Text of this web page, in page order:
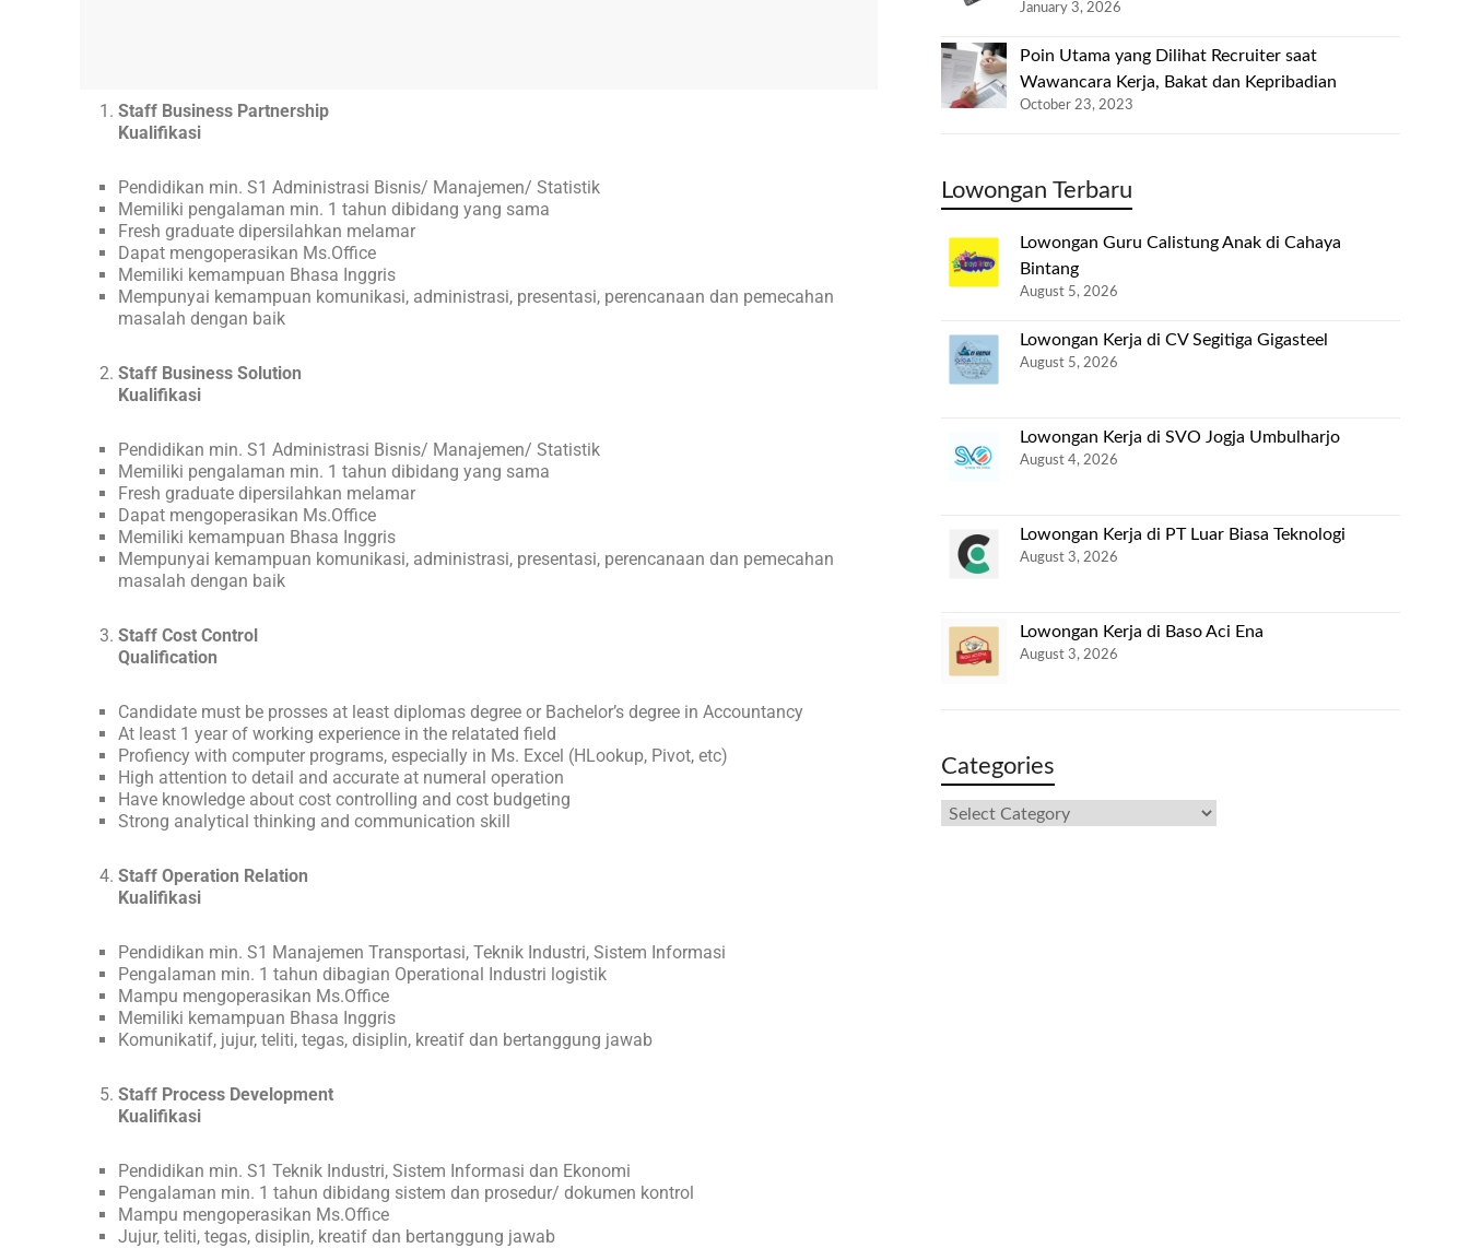
Staff Business Partnership
Kualifikasi
Pendidikan min. S1 Administrasi Bisnis/ Manajemen/ Statistik
Memiliki pengalaman min. 1 tahun dibidang yang sama
Fresh graduate dipersilahkan melamar
Dapat mengoperasikan Ms.Office
Memiliki kemampuan Bhasa Inggris
Mempunyai kemampuan komunikasi, administrasi, presentasi, perencanaan dan pemecahan
masalah dengan baik
Staff Business Solution
Kualifikasi
Pendidikan min. S1 Administrasi Bisnis/ Manajemen/ Statistik
Memiliki pengalaman min. 1 tahun dibidang yang sama
Fresh graduate dipersilahkan melamar
Dapat mengoperasikan Ms.Office
Memiliki kemampuan Bhasa Inggris
Mempunyai kemampuan komunikasi, administrasi, presentasi, perencanaan dan pemecahan
masalah dengan baik
Staff Cost Control
Qualification
Candidate must be prosses at least diplomas degree or Bachelor’s degree in Accountancy
At least 1 year of working experience in the relatated field
Profiency with computer programs, especially in Ms. Excel (HLookup, Pivot, etc)
High attention to detail and accurate at numeral operation
Have knowledge about cost controlling and cost budgeting
Strong analytical thinking and communication skill
Staff Operation Relation
Kualifikasi
Pendidikan min. S1 Manajemen Transportasi, Teknik Industri, Sistem Informasi
Pengalaman min. 1 tahun dibagian Operational Industri logistik
Mampu mengoperasikan Ms.Office
Memiliki kemampuan Bhasa Inggris
Komunikatif, jujur, teliti, tegas, disiplin, kreatif dan bertanggung jawab
Staff Process Development
Kualifikasi
Pendidikan min. S1 Teknik Industri, Sistem Informasi dan Ekonomi
Pengalaman min. 1 tahun dibidang sistem dan prosedur/ dokumen kontrol
Mampu mengoperasikan Ms.Office
Jujur, teliti, tegas, disiplin, kreatif dan bertanggung jawab
January 3, 2026
Poin Utama yang Dilihat Recruiter saat
Wawancara Kerja, Bakat dan Kepribadian
October 23, 2023
Lowongan Terbaru
Lowongan Guru Calistung Anak di Cahaya
Bintang
August 5, 2026
Lowongan Kerja di CV Segitiga Gigasteel
August 5, 2026
Lowongan Kerja di SVO Jogja Umbulharjo
August 4, 2026
Lowongan Kerja di PT Luar Biasa Teknologi
August 3, 2026
Lowongan Kerja di Baso Aci Ena
August 3, 2026
Categories